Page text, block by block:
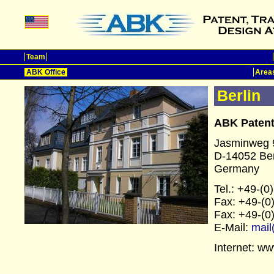
Team
ABK Office
Berlin
ABK
Jasminweg
D-14052
Germany
Tel.: +49-
Fax: +49-
Fax: +49-
E-Mail:
Internet: